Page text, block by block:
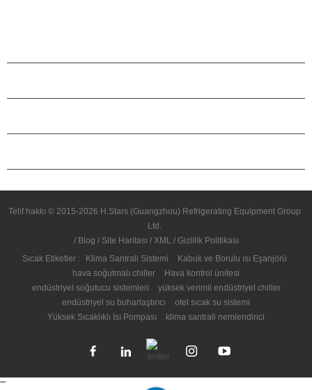
Telif hakkı © 2015-2026 H.Stars (Guangzhou) Refrigerating Equipment Group
Ltd.
/ Blog / Site Haritası / XML / Gizlilik Politikası
Sıcak Etiketler :
Klima Santrali Sistemi
Kabuk ve Borulu ısı Eşanjörü
hava soğutmalı chiller
Hava kontrol ünitesi
endüstriyel soğutucu sistemleri
yüksek verimli endüstriyel chiller
endüstriyel su buharlaştırıcı
otel sıcak su sistemi
Yüksek Sıcaklıklı Isı Pompası
klima santrali nemlendirici
""